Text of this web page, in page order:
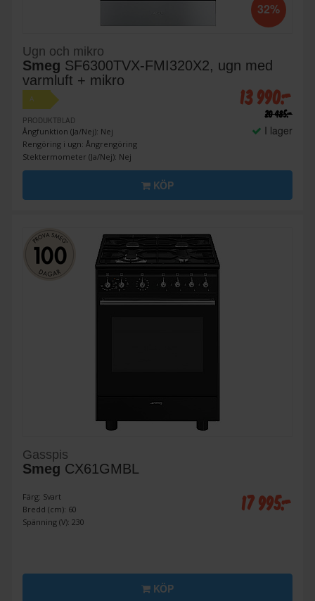
32%
Ugn och mikro
Smeg SF6300TVX-FMI320X2, ugn med
varmluft + mikro
A
PRODUKTBLAD
Ångfunktion (Ja/Nej): Nej
Rengöring i ugn: Ångrengöring
Stektermometer (Ja/Nej): Nej
13 990:-
20 485:-
I lager
KÖP
Gasspis
Smeg CX61GMBL
Färg: Svart
Bredd (cm): 60
Spänning (V): 230
17 995:-
KÖP